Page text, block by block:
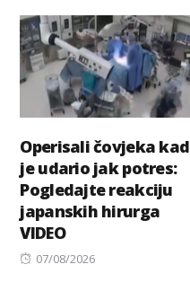
Operisali čovjeka kad
je udario jak potres:
Pogledajte reakciju
japanskih hirurga
VIDEO
Posted
07/08/2026